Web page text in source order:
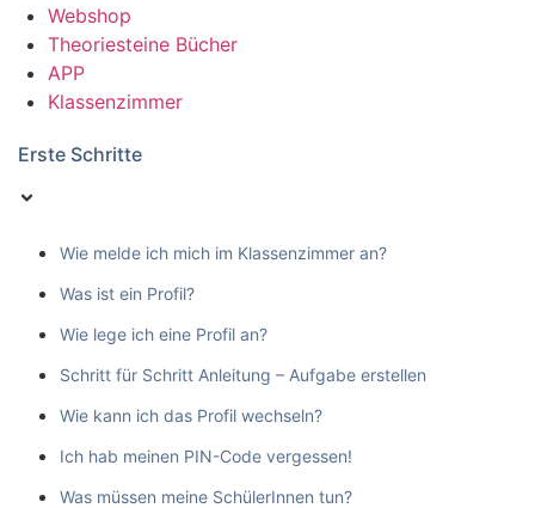
Webshop
Theoriesteine Bücher
APP
Klassenzimmer
Erste Schritte
Wie melde ich mich im Klassenzimmer an?
Was ist ein Profil?
Wie lege ich eine Profil an?
Schritt für Schritt Anleitung – Aufgabe erstellen
Wie kann ich das Profil wechseln?
Ich hab meinen PIN-Code vergessen!
Was müssen meine SchülerInnen tun?